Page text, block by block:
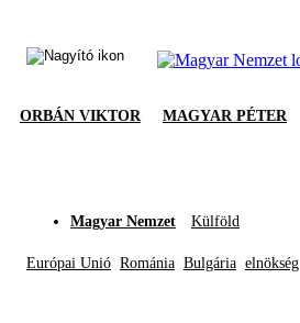
ORBÁN VIKTOR MAGYAR PÉTER
Magyar Nemzet Külföld
Európai Unió Románia Bulgária elnökség